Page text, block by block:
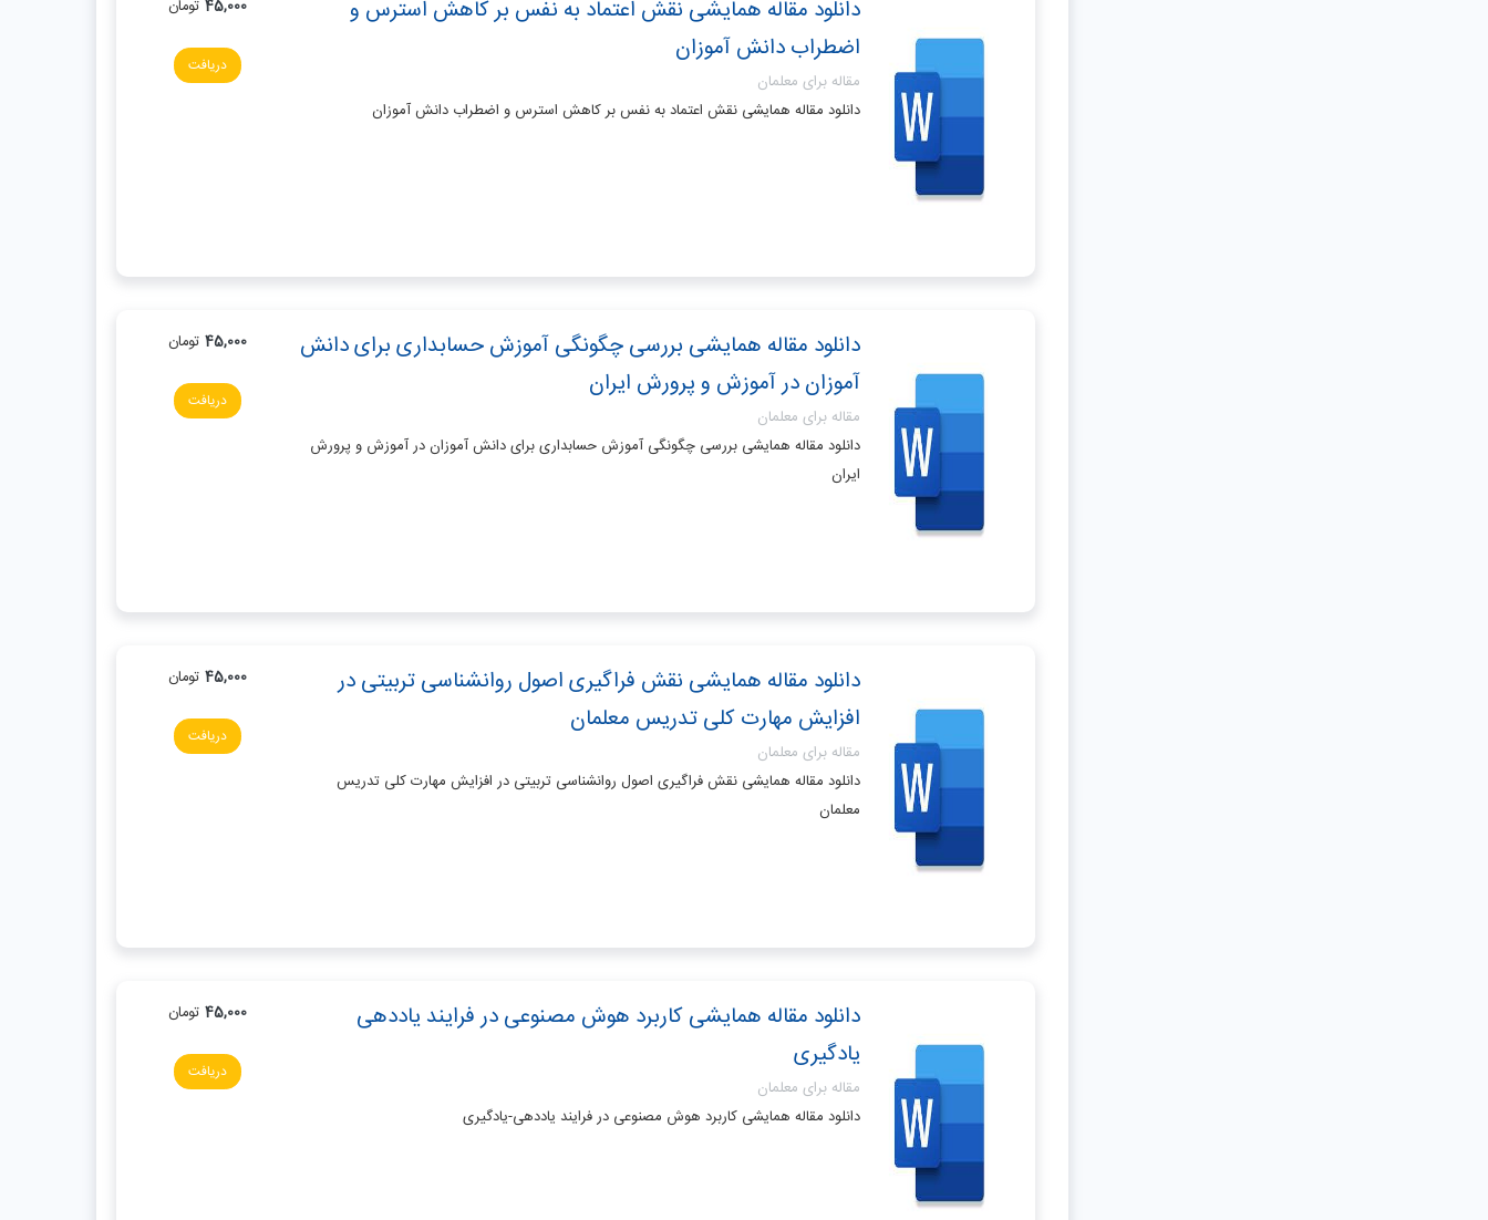
دانلود مقاله همایشی نقش اعتماد به نفس بر کاهش استرس و
اضطراب دانش آموزان
مقاله برای معلمان
دانلود مقاله همایشی نقش اعتماد به نفس بر کاهش استرس و اضطراب دانش آموزان
45,000 تومان
دریافت
دانلود مقاله همایشی بررسی چگونگی آموزش حسابداری برای دانش
آموزان در آموزش و پرورش ایران
مقاله برای معلمان
دانلود مقاله همایشی بررسی چگونگی آموزش حسابداری برای دانش آموزان در آموزش و پرورش
ایران
45,000 تومان
دریافت
دانلود مقاله همایشی نقش فراگیری اصول روانشناسی تربیتی در
افزایش مهارت کلی تدریس معلمان
مقاله برای معلمان
دانلود مقاله همایشی نقش فراگیری اصول روانشناسی تربیتی در افزایش مهارت کلی تدریس
معلمان
45,000 تومان
دریافت
دانلود مقاله همایشی کاربرد هوش مصنوعی در فرایند یاددهی
یادگیری
مقاله برای معلمان
دانلود مقاله همایشی کاربرد هوش مصنوعی در فرایند یاددهی-یادگیری
45,000 تومان
دریافت